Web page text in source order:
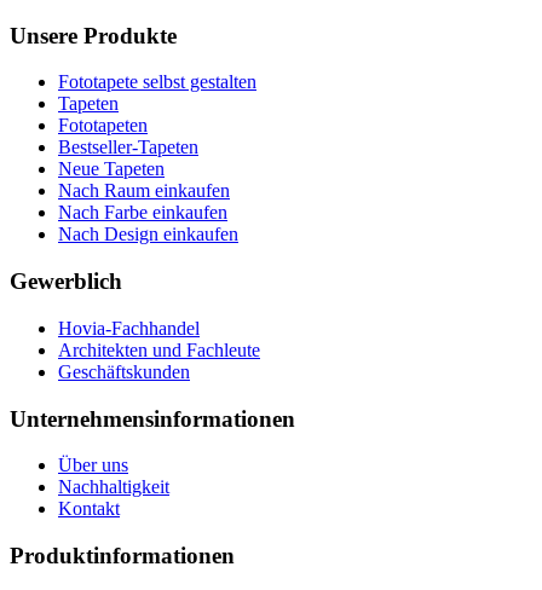
Unsere Produkte
Fototapete selbst gestalten
Tapeten
Fototapeten
Bestseller-Tapeten
Neue Tapeten
Nach Raum einkaufen
Nach Farbe einkaufen
Nach Design einkaufen
Gewerblich
Hovia-Fachhandel
Architekten und Fachleute
Geschäftskunden
Unternehmensinformationen
Über uns
Nachhaltigkeit
Kontakt
Produktinformationen